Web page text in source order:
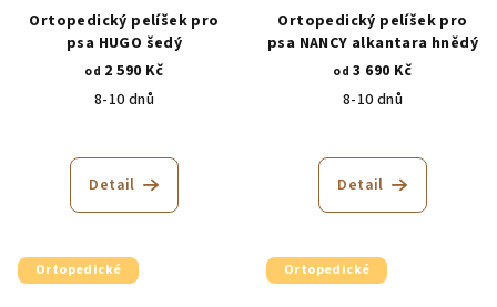
Ortopedický pelíšek pro
psa HUGO šedý
od 2 590 Kč
8-10 dnů
Detail
Ortopedický pelíšek pro
psa NANCY alkantara hnědý
od 3 690 Kč
8-10 dnů
Detail
Ortopedické Ortopedické